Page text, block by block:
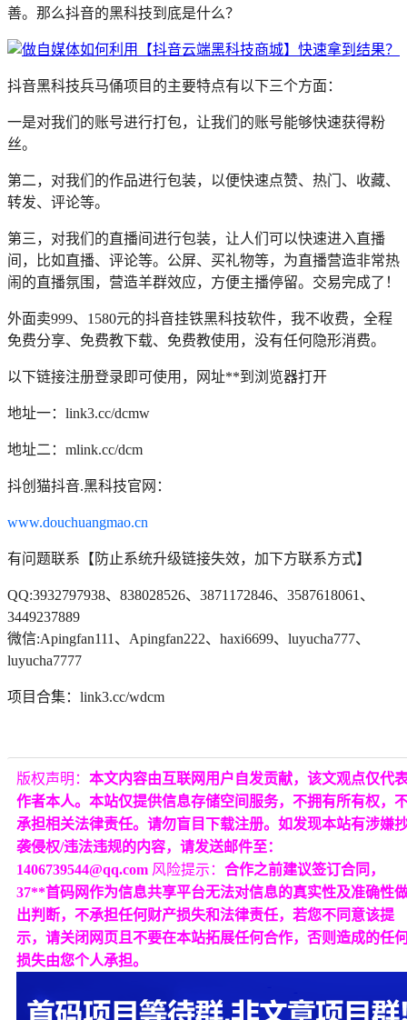
善。那么抖音的黑科技到底是什么？
抖音黑科技兵马俑项目的主要特点有以下三个方面：
一是对我们的账号进行打包，让我们的账号能够快速获得粉
丝。
第二，对我们的作品进行包装，以便快速点赞、热门、收藏、
转发、评论等。
第三，对我们的直播间进行包装，让人们可以快速进入直播
间，比如直播、评论等。公屏、买礼物等，为直播营造非常热
闹的直播氛围，营造羊群效应，方便主播停留。交易完成了！
外面卖999、1580元的抖音挂铁黑科技软件，我不收费，全程
免费分享、免费教下载、免费教使用，没有任何隐形消费。
以下链接注册登录即可使用，网址**到浏览器打开
地址一：link3.cc/dcmw
地址二：mlink.cc/dcm
抖创猫抖音.黑科技官网：
www.douchuangmao.cn
有问题联系【防止系统升级链接失效，加下方联系方式】
QQ:3932797938、838028526、3871172846、3587618061、
3449237889
微信:Apingfan111、Apingfan222、haxi6699、luyucha777、
luyucha7777
项目合集：link3.cc/wdcm
版权声明： 本文内容由互联网用户自发贡献，该文观点仅代
作者本人。本站仅提供信息存储空间服务，不拥有所有权，
承担相关法律责任。请勿盲目下载注册。如发现本站有涉嫌
袭侵权/违法违规的内容，请发送邮件至：
1406739544@qq.com 风险提示： 合作之前建议签订合同，
37**首码网作为信息共享平台无法对信息的真实性及准确性
出判断，不承担任何财产损失和法律责任，若您不同意该提
示，请关闭网页且不要在本站拓展任何合作，否则造成的任
损失由您个人承担。